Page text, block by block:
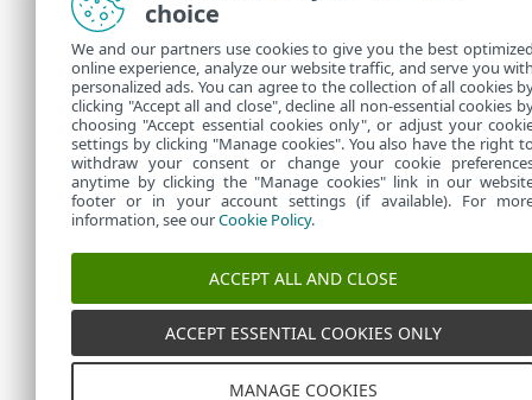
choice
We and our partners use cookies to give you the best
online experience, analyze our website traffic, and serve you
personalized ads. You can agree to the collection of all cookies
clicking "Accept all and close", decline all non-essential cookies
choosing "Accept essential cookies only", or adjust your
settings by clicking "Manage cookies". You also have the right
withdraw your consent or change your cookie
anytime by clicking the "Manage cookies" link in our
footer or in your account settings (if available). For
information, see ourCookie Policy.
ACCEPT ALL AND CLOSE
ACCEPT ESSENTIAL COOKIES ONLY
MANAGE COOKIES